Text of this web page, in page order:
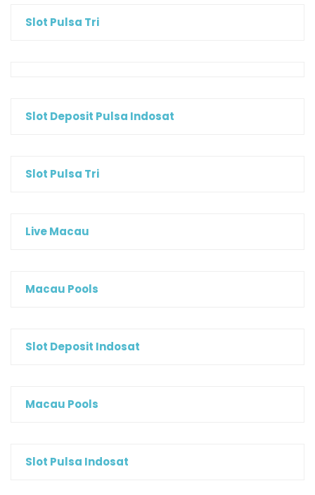
Slot Pulsa Tri
Slot Deposit Pulsa Indosat
Slot Pulsa Tri
Live Macau
Macau Pools
Slot Deposit Indosat
Macau Pools
Slot Pulsa Indosat